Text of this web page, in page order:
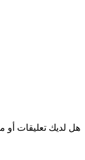
هل لديك تعليقات أو